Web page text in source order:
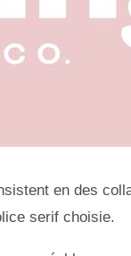
en des
serif choisie.